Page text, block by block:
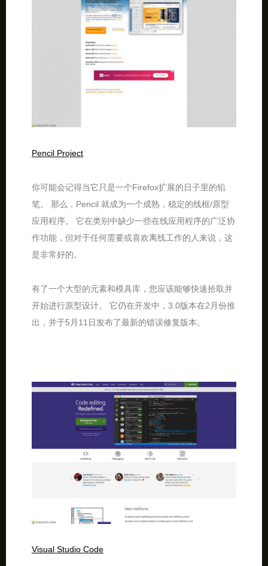
Pencil Project
你可能会记得当它只是一个Firefox扩展的日子里的铅
笔。 那么，Pencil 就成为一个成熟，稳定的线框/原型
应用程序。 它在类别中缺少一些在线应用程序的广泛协
作功能，但对于任何需要或喜欢离线工作的人来说，这
是非常好的。
有了一个大型的元素和模具库，您应该能够快速拾取并
开始进行原型设计。 它仍在开发中，3.0版本在2月份推
出，并于5月11日发布了最新的错误修复版本。
Visual Studio Code